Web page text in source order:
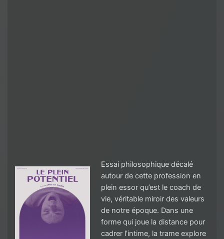
Essai philosophique décalé
autour de cette profession en
plein essor qu’est le coach de
vie, véritable miroir des valeurs
de notre époque. Dans une
forme qui joue la distance pour
cadrer l’intime, la trame explore